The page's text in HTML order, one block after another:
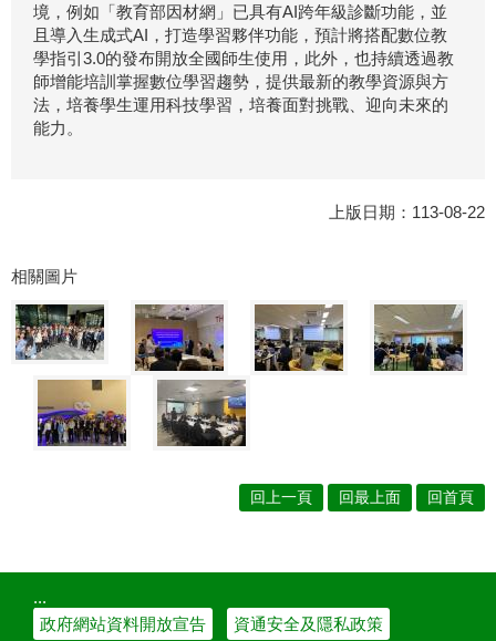
境，例如「教育部因材網」已具有AI跨年級診斷功能，並
且導入生成式AI，打造學習夥伴功能，預計將搭配數位教
學指引3.0的發布開放全國師生使用，此外，也持續透過教
師增能培訓掌握數位學習趨勢，提供最新的教學資源與方
法，培養學生運用科技學習，培養面對挑戰、迎向未來的
能力。
上版日期：113-08-22
相關圖片
回上一頁 回最上面 回首頁
:::
政府網站資料開放宣告
資通安全及隱私政策